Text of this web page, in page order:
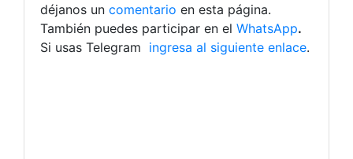
déjanos un comentario en esta página.
También puedes participar en el WhatsApp.
Si usas Telegram ingresa al siguiente enlace.